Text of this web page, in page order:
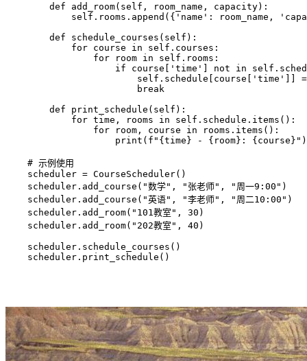
        def add_room(self, room_name, capacity):
self.rooms.append({'name': room_name,
        def schedule_courses(self):
            for course in self.courses:
                for room in self.rooms:
if course['time'] not in
self.schedule[course['time']]
                        break
        def print_schedule(self):
            for time, rooms in self.schedule.items():
                for room, course in rooms.items():
                    print(f"{time} - {room}: {course}")
    # 示例使用
    scheduler = CourseScheduler()
    scheduler.add_course("数学", "张老师", "周一9:00")
    scheduler.add_course("英语", "李老师", "周二10:00")
    scheduler.add_room("101教室", 30)
    scheduler.add_room("202教室", 40)
    scheduler.schedule_courses()
    scheduler.print_schedule()